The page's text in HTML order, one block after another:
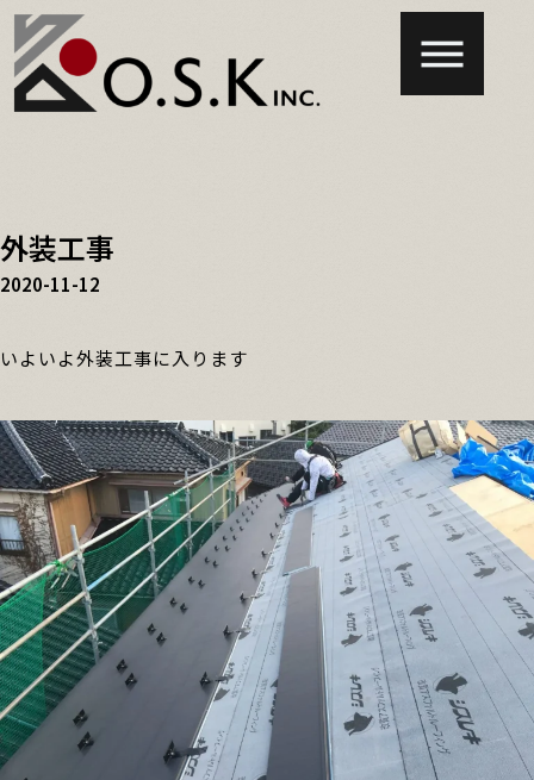
外装工事
2020-11-12
いよいよ外装工事に入ります